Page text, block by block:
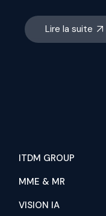
Lire la suite
ITDM GROUP
MME & MR
VISION IA